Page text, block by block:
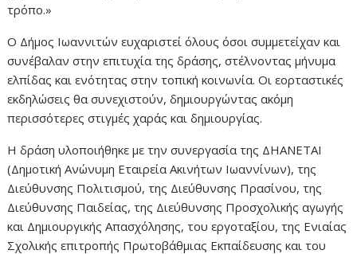
τρόπο.»
Ο Δήμος Ιωαννιτών ευχαριστεί όλους όσοι συμμετείχαν και
συνέβαλαν στην επιτυχία της δράσης, στέλνοντας μήνυμα
ελπίδας και ενότητας στην τοπική κοινωνία. Οι εορταστικές
εκδηλώσεις θα συνεχιστούν, δημιουργώντας ακόμη
περισσότερες στιγμές χαράς και δημιουργίας.
Η δράση υλοποιήθηκε με την συνεργασία της ΔΗΑΝΕΤΑΙ
(Δημοτική Ανώνυμη Εταιρεία Ακινήτων Ιωαννίνων), της
Διεύθυνσης Πολιτισμού, της Διεύθυνσης Πρασίνου, της
Διεύθυνσης Παιδείας, της Διεύθυνσης Προσχολικής αγωγής
και Δημιουργικής Απασχόλησης, του εργοταξίου, της Ενιαίας
Σχολικής επιτροπής Πρωτοβάθμιας Εκπαίδευσης και του